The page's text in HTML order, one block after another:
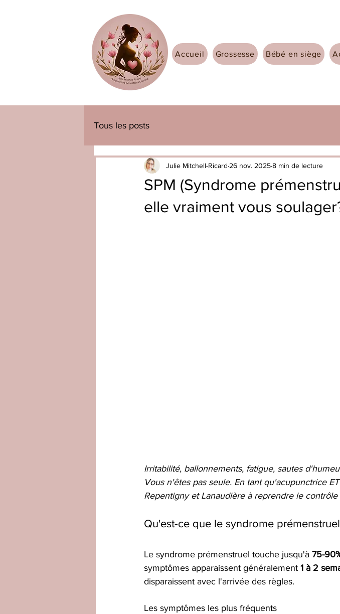
Accueil Grossesse Bébé en siège
Tous les posts
SPM (Syndrome
elle vraiment vous
Julie Mitchell-Ricard 26 nov. 20258 min de lecture
Irritabilité, ballonnements, fatigue, sautes
Vous n'êtes pas seule. En tant qu'acupunctrice
Repentigny et Lanaudière à reprendre le
Qu'est-ce que le syndrome prémenstruel
Le syndrome prémenstruel touche jusqu'à 75-
symptômes apparaissent généralement 1 à 2
disparaissent avec l'arrivée des règles.
Les symptômes les plus fréquents